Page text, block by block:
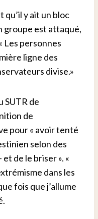
qu’il y ait un bloc
groupe est attaqué,
Les personnes
ligne des
divise.»
SUTR de
de
pour « avoir tenté
selon des
de le briser ». «
dans les
fois que j’allume